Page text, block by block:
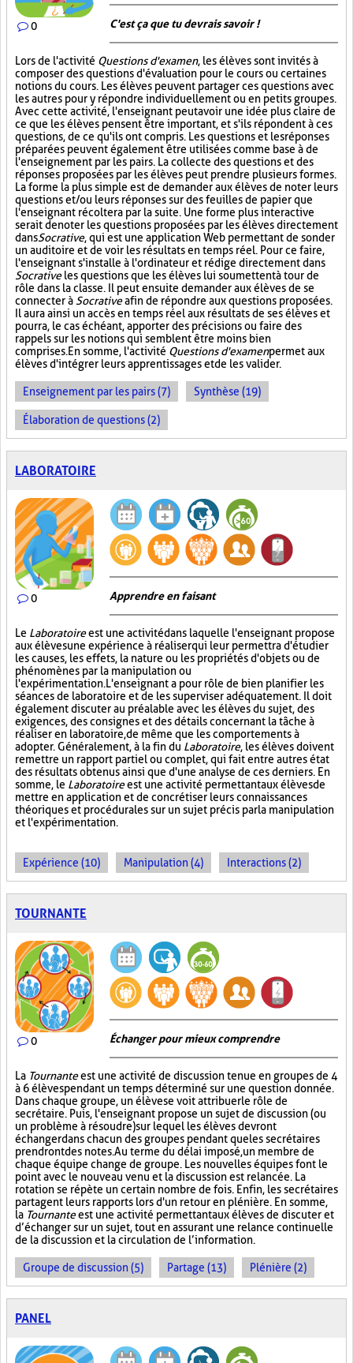
0 C'est ça que tu devrais savoir !
Lors de l'activité Questions d'examen, les élèves sont invités à
composer des questions d'évaluation pour le cours ou certaines
notions du cours. Les élèves peuvent partager ces questions avec
les autres pour y répondre individuellement ou en petits groupes.
Avec cette activité, l'enseignant peut avoir une idée plus claire de
ce que les élèves pensent être important, et s'ils répondent à ces
questions, de ce qu'ils ont compris. Les questions et les réponses
préparées peuvent également être utilisées comme base à de
l'enseignement par les pairs. La collecte des questions et des
réponses proposées par les élèves peut prendre plusieurs formes.
La forme la plus simple est de demander aux élèves de noter leurs
questions et/ou leurs réponses sur des feuilles de papier que
l'enseignant récoltera par la suite. Une forme plus interactive
serait de noter les questions proposées par les élèves directement
dansSocrative, qui est une application Web permettant de sonder
un auditoire et de voir les résultats en temps réel. Pour ce faire,
l'enseignant s'installe à l'ordinateur et rédige directement dans
Socrativeles questions que les élèves lui soumettent à tour de
rôle dans la classe. Il peut ensuite demander aux élèves de se
connecter à Socrativeafin de répondre aux questions proposées.
Il aura ainsi un accès en temps réel aux résultats de ses élèves et
pourra, le cas échéant, apporter des précisions ou faire des
rappels sur les notions qui semblent être moins bien
comprises. En somme, l'activité Questions d'examenpermet aux
élèves d'intégrer leurs apprentissages et de les valider.
Enseignement par les pairs (7) Synthèse (19)
Élaboration de questions (2)
LABORATOIRE
0 Apprendre en faisant
Le Laboratoireest une activité dans laquelle l'enseignant propose
aux élèves une expérience à réaliser qui leur permettra d'étudier
les causes, les effets, la nature ou les propriétés d'objets ou de
phénomènes par la manipulation ou
l'expérimentation. L'enseignant a pour rôle de bien planifier les
séances de laboratoire et de les superviser adéquatement. Il doit
également discuter au préalable avec les élèves du sujet, des
exigences, des consignes et des détails concernant la tâche à
réaliser en laboratoire, de même que les comportements à
adopter. Généralement, à la fin du Laboratoire, les élèves doivent
remettre un rapport partiel ou complet, qui fait entre autres état
des résultats obtenus ainsi que d'une analyse de ces derniers. En
somme, le Laboratoireest une activité permettant aux élèves de
mettre en application et de concrétiser leurs connaissances
théoriques et procédurales sur un sujet précis par la manipulation
et l'expérimentation.
Expérience (10) Manipulation (4) Interactions (2)
TOURNANTE
0 Échanger pour mieux comprendre
La Tournanteest une activité de discussion tenue en groupes de 4
à 6 élèves pendant un temps déterminé sur une question donnée.
Dans chaque groupe, un élève se voit attribuer le rôle de
secrétaire. Puis, l'enseignant propose un sujet de discussion (ou
un problème à résoudre) sur lequel les élèves devront
échanger dans chacun des groupes pendant que les secrétaires
prendront des notes. Au terme du délai imposé, un membre de
chaque équipe change de groupe. Les nouvelles équipes font le
point avec le nouveau venu et la discussion est relancée. La
rotation se répète un certain nombre de fois. Enfin, les secrétaires
partagent leurs rapports lors d'un retour en plénière. En somme,
la Tournanteest une activité permettant aux élèves de discuter et
d’échanger sur un sujet, tout en assurant une relance continuelle
de la discussion et la circulation de l’information.
Groupe de discussion (5) Partage (13) Plénière (2)
PANEL